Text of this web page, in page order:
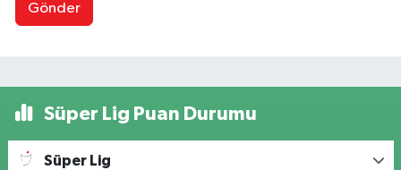
Gönder
Süper Lig Puan Durumu
Süper Lig